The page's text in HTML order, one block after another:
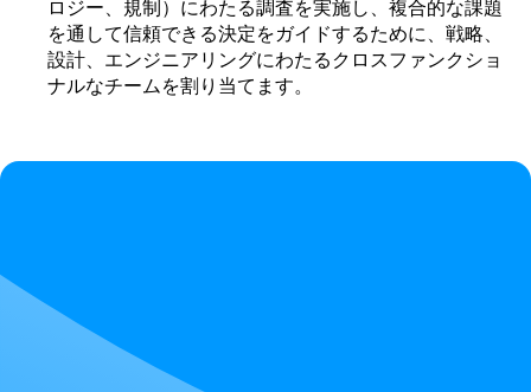
ロジー、規制）にわたる調査を実施し、複合的な課題
を通して信頼できる決定をガイドするために、戦略、
設計、エンジニアリングにわたるクロスファンクショ
ナルなチームを割り当てます。